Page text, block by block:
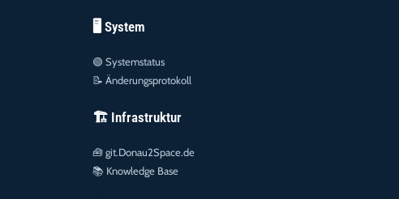
🖥️ System
🟢 Systemstatus
📝 Änderungsprotokoll
🏗️ Infrastruktur
🧰git.Donau2Space.de
📚 Knowledge Base